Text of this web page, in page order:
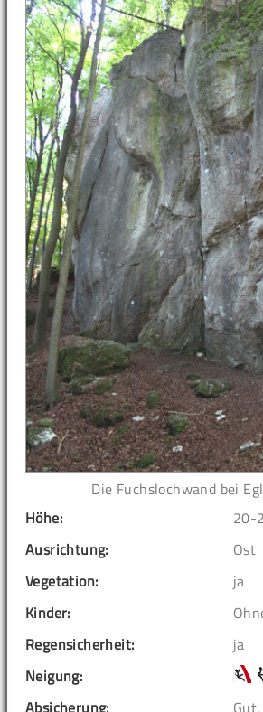
Die Fuchslochwand bei
Höhe:
20-
Ausrichtung:
Ost
Vegetation:
ja
Kinder:
Regensicherheit:
ja
Neigung: